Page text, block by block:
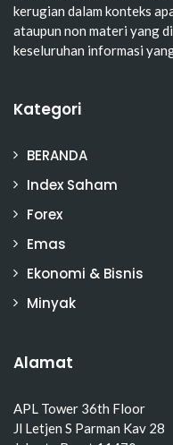
kerugian dalam konteks
ataupun non materi yang
keseluruhan informasi
Kategori
BERANDA
Index Saham
Forex
Emas
Ekonomi & Bisnis
Minyak
Alamat
APL Tower 36th Floor
Jl Letjen S Parman Kav 28